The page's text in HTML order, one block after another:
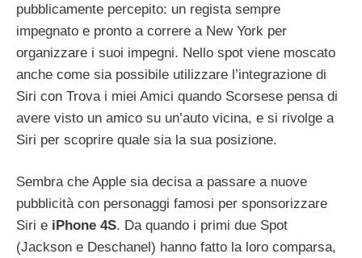
pubblicamente percepito: un regista sempre
impegnato e pronto a correre a New York per
organizzare i suoi impegni. Nello spot viene moscato
anche come sia possibile utilizzare l’integrazione di
Siri con Trova i miei Amici quando Scorsese pensa di
avere visto un amico su un’auto vicina, e si rivolge a
Siri per scoprire quale sia la sua posizione.
Sembra che Apple sia decisa a passare a nuove
pubblicità con personaggi famosi per sponsorizzare
Siri e iPhone 4S. Da quando i primi due Spot
(Jackson e Deschanel) hanno fatto la loro comparsa,